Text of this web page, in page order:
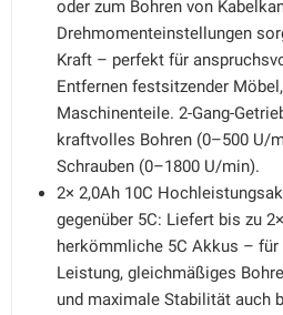
oder zum Bohren von
Drehmomenteinstellungen
Kraft – perfekt für
Entfernen festsitzender
Maschinenteile. 2-Gang-
kraftvolles Bohren (0–500 U/
Schrauben (0–1800 U/min).
2× 2,0Ah 10C
gegenüber 5C: Liefert bis zu
herkömmliche 5C Akkus –
Leistung, gleichmäßiges
und maximale Stabilität auch